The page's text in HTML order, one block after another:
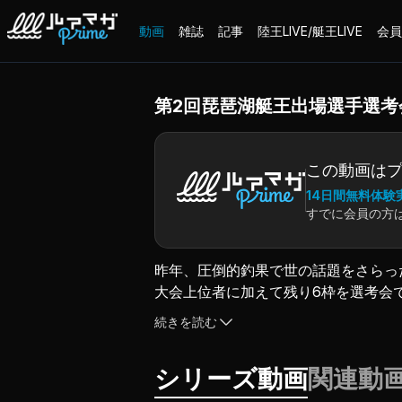
動画 雑誌 記事 陸王LIVE/艇王LIVE 会
第2回琵琶湖艇王出場選手選
この動画は
14日間無料体験
すでに会員の方
昨年、圧倒的釣果で世の話題をさら
大会上位者に加えて残り6枠を選考会
がリセットされる2日目、勝ち残った
（2021.6.3配信）
続きを読む
シリーズ動画関連動